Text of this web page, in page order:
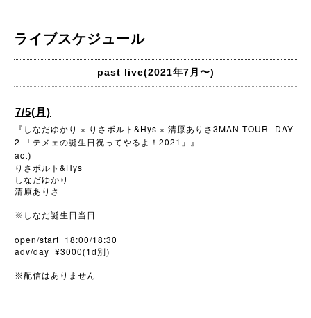
ライブスケジュール
past live(2021年7月〜)
7/5(月)
『しなだゆかり × りさボルト &Hys × 清原ありさ 3MAN TOUR -DAY
2- 「テメェの誕生日祝ってやるよ！ 2021 」』
act)
りさボルト &Hys
しなだゆかり
清原ありさ
※ しなだ誕生日当日
open/start 18:00/18:30
adv/day ¥3000(1d 別)
※配信はありません